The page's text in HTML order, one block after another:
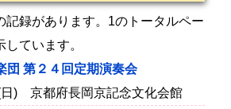
記録があります。1のトータルペー
ています。
団 第２４回定期演奏会
) 京都府長岡京記念文化会館